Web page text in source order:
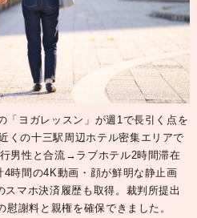
「ヨガレッスン」が週1で長引く点を
くの十三駅周辺ホテル密集エリアで
男性と合流→ラブホテル2時間滞在
4時間の4K動画・顔が鮮明な静止画
マホ決済履歴も取得。裁判所提出
謝料と親権を確保できました。